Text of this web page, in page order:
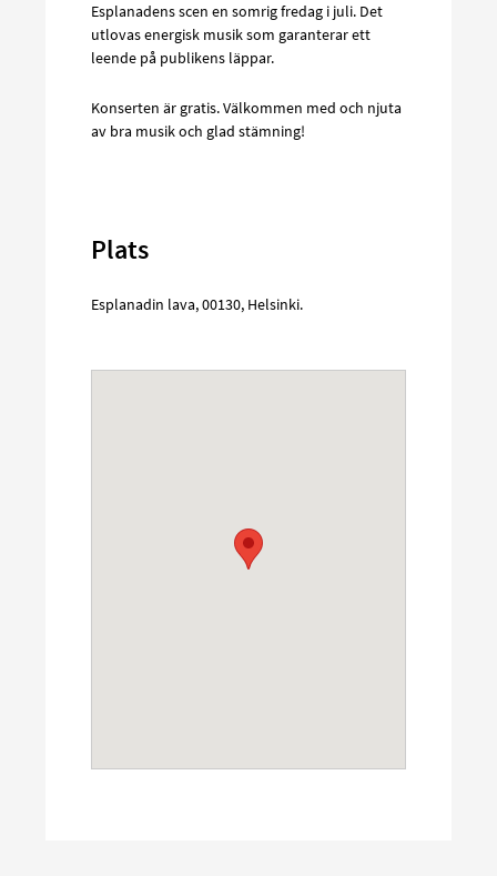
Esplanadens scen en somrig fredag i juli. Det
utlovas energisk musik som garanterar ett
leende på publikens läppar.
Konserten är gratis. Välkommen med och njuta
av bra musik och glad stämning!
Plats
Esplanadin lava,00130, Helsinki.